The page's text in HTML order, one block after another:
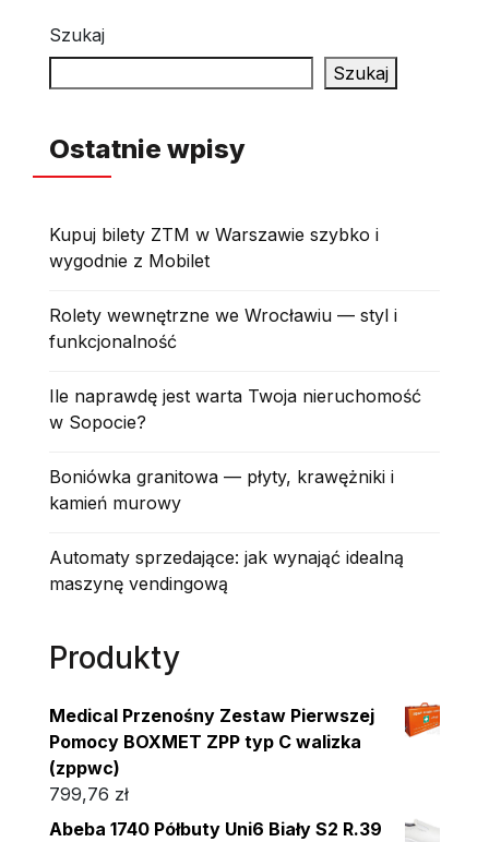
Szukaj
Szukaj
Ostatnie wpisy
Kupuj bilety ZTM w Warszawie szybko i
wygodnie z Mobilet
Rolety wewnętrzne we Wrocławiu — styl i
funkcjonalność
Ile naprawdę jest warta Twoja nieruchomość
w Sopocie?
Boniówka granitowa — płyty, krawężniki i
kamień murowy
Automaty sprzedające: jak wynająć idealną
maszynę vendingową
Produkty
Medical Przenośny Zestaw Pierwszej
Pomocy BOXMET ZPP typ C walizka
(zppwc)
799,76 zł
Abeba 1740 Półbuty Uni6 Biały S2 R.39